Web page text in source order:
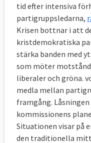
tid efter intensiva
partigruppsledarna,
Krisen bottnar i att
kristdemokratiska
stärka banden med
som möter
liberaler och gröna.
medla mellan
framgång.
kommissionens
Situationen visar på
den traditionella